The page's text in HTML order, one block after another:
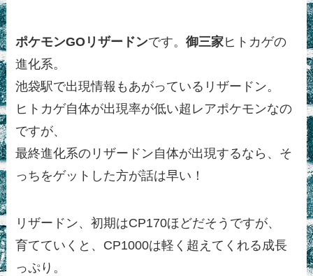
ポケモンGO リザードンです。御三家ヒトカゲの
進化系。
池袋駅で出現情報もあがっているリザードン。
ヒトカゲ自体が出現率が低い超レアポケモンなの
ですが、
最終進化系のリザードン自体が出現するなら、そ
っちをゲットした方が話は早い！
リザードン、初期はCP170ほどだそうですが、
育てていくと、CP1000は軽く超えてくれる成長
っぷり。